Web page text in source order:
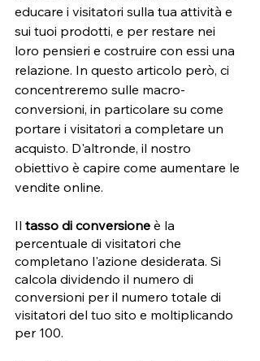
educare i visitatori sulla tua attività e
sui tuoi prodotti, e per restare nei
loro pensieri e costruire con essi una
relazione. In questo articolo però, ci
concentreremo sulle macro-
conversioni, in particolare su come
portare i visitatori a completare un
acquisto. D'altronde, il nostro
obiettivo è capire come aumentare le
vendite online.
Il tasso di conversione è la
percentuale di visitatori che
completano l'azione desiderata. Si
calcola dividendo il numero di
conversioni per il numero totale di
visitatori del tuo sito e moltiplicando
per 100.